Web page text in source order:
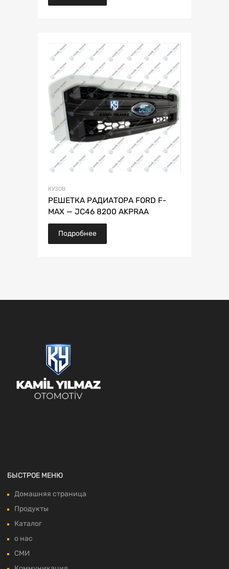
КУЗОВ
РЕШЕТКА РАДИАТОРА FORD F-
MAX — JC46 8200 AKPRAA
Подробнее
БЫСТРОЕ МЕНЮ
Домашняя страница
Продукты
Каталог
о нас
СМИ